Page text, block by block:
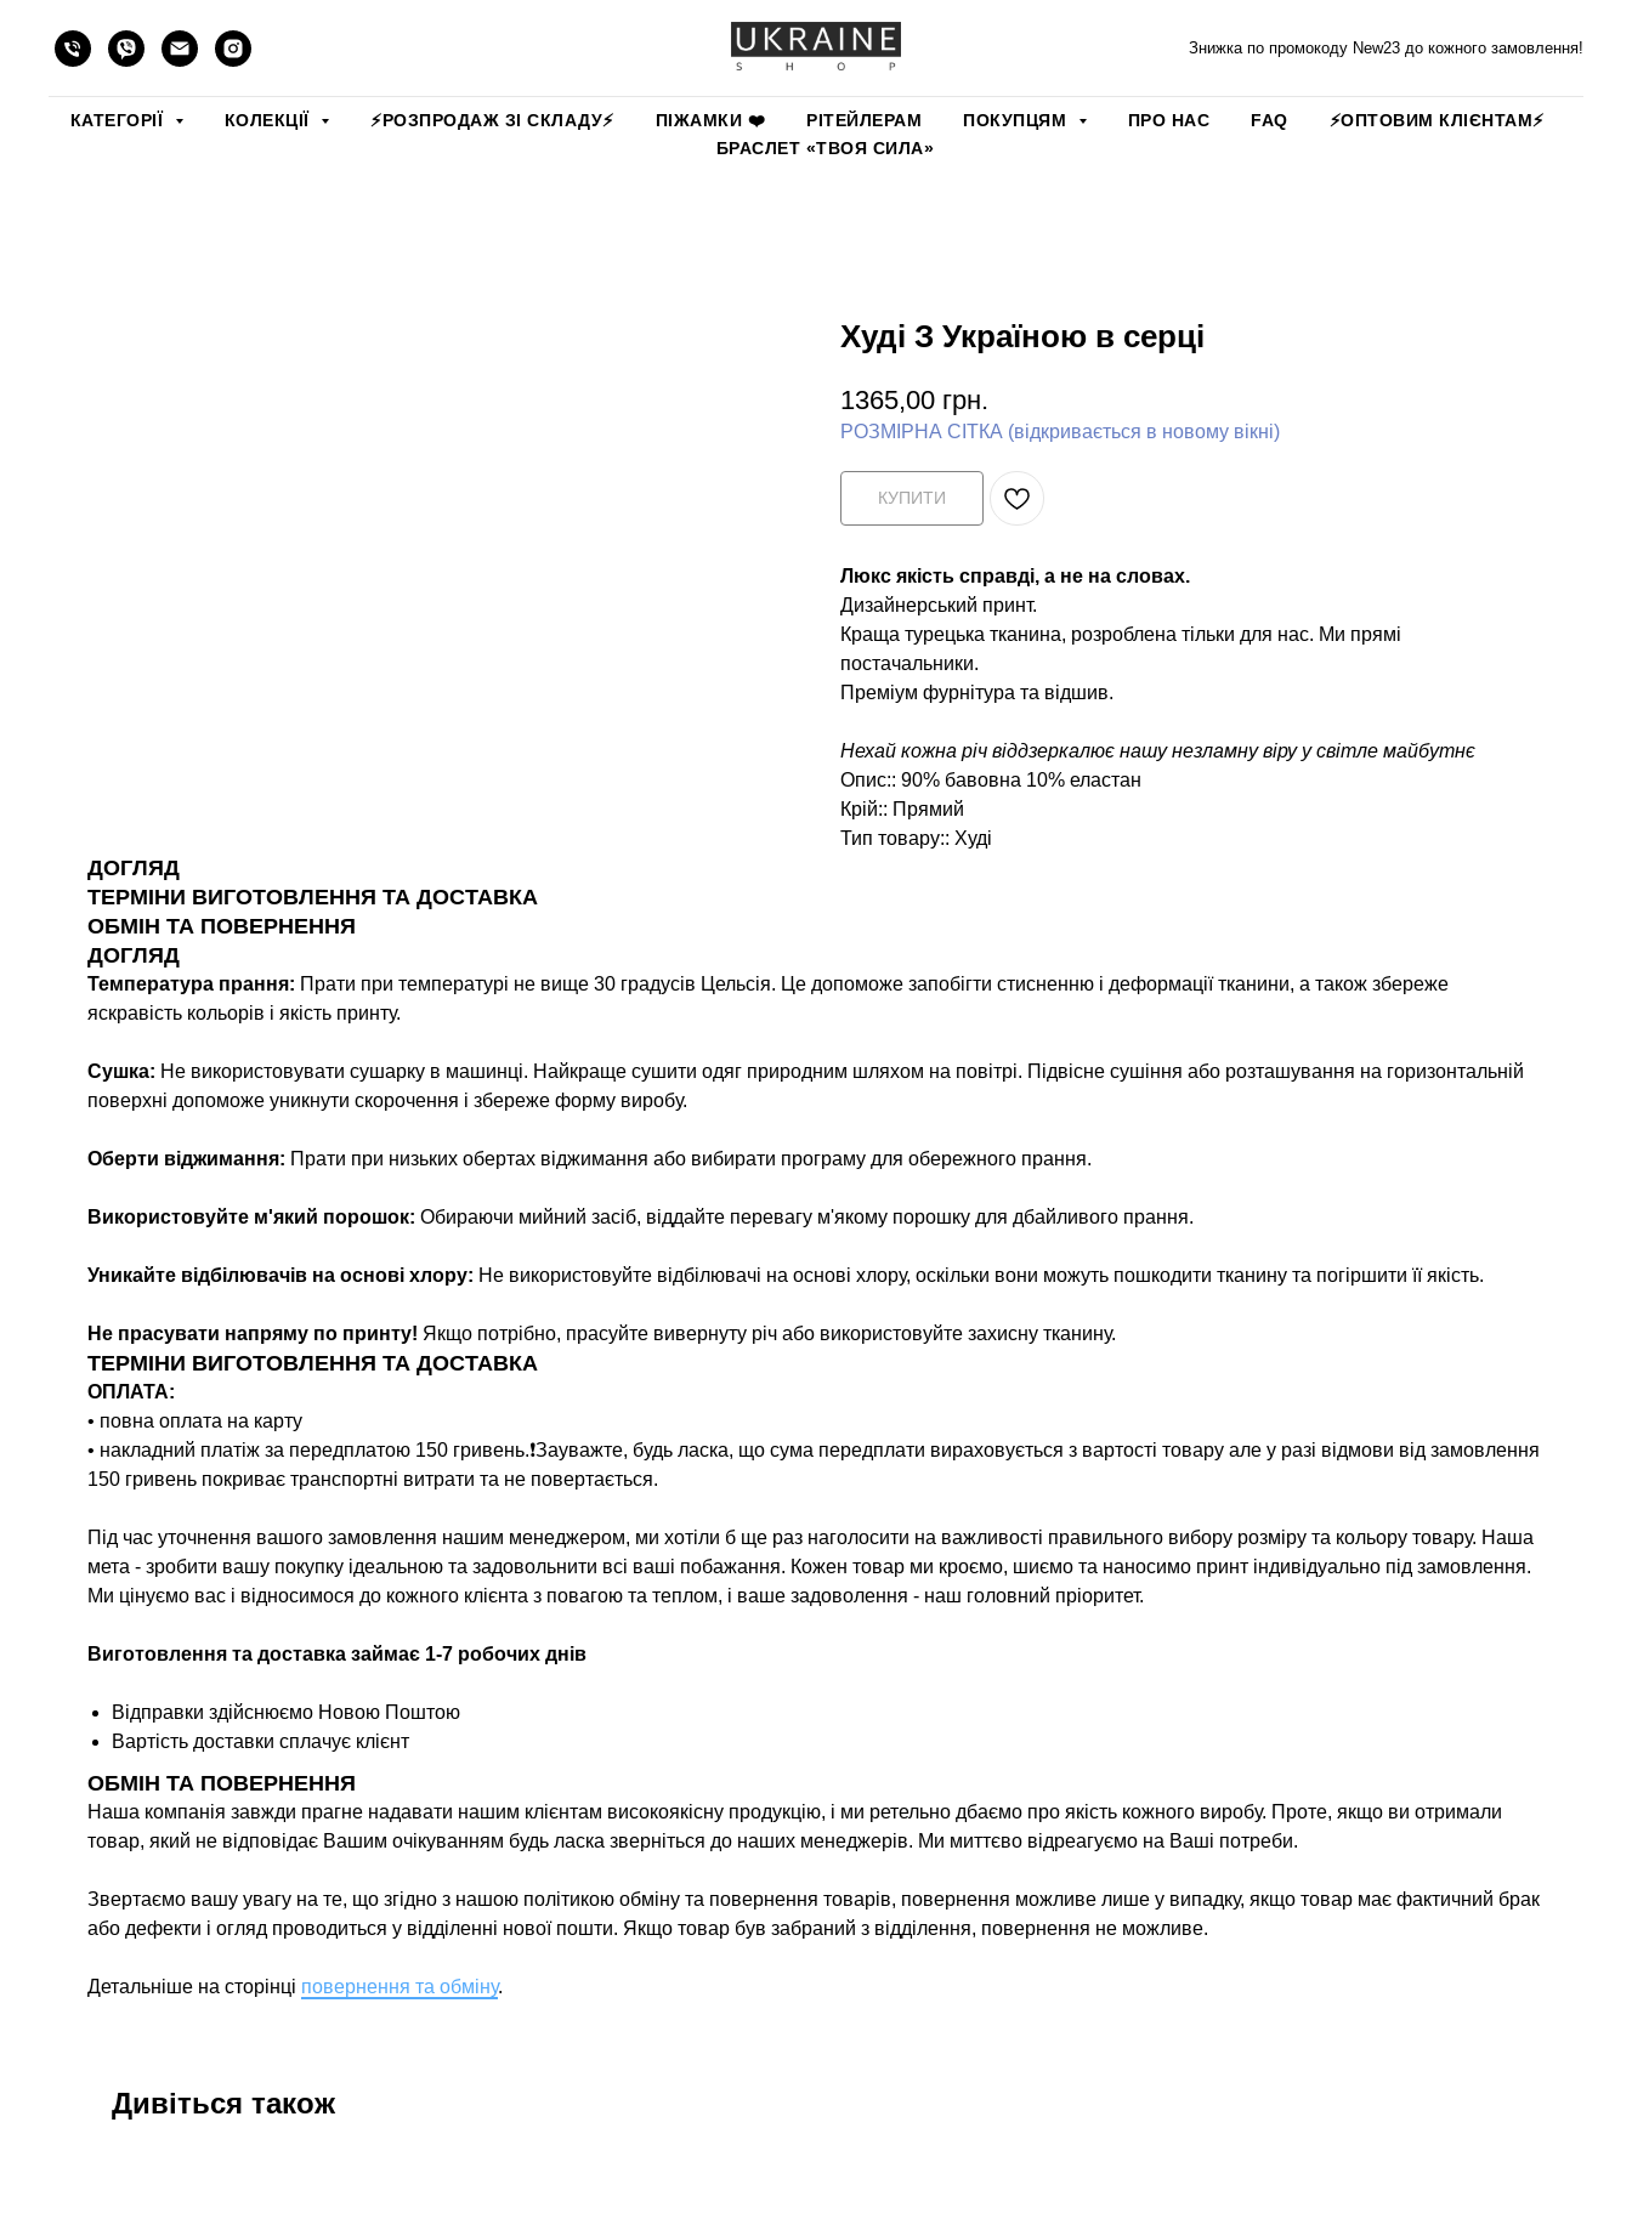
Знижка по промокоду New23 до кожного замовлення!
КАТЕГОРІЇ КОЛЕКЦІЇ ⚡️РОЗПРОДАЖ ЗІ СКЛАДУ⚡️ ПІЖАМКИ ❤️ РІТЕЙЛЕРАМ ПОКУПЦЯМ ПРО НАС FAQ
⚡️ОПТОВИМ КЛІЄНТАМ⚡️
БРАСЛЕТ «ТВОЯ СИЛА»
Худі З Україною в серці
1365,00 грн.
РОЗМІРНА СІТКА (відкривається в новому вікні)
КУПИТИ
Люкс якість справді, а не на словах.
Дизайнерський принт.
Краща турецька тканина, розроблена тільки для нас. Ми прямі
постачальники.
Преміум фурнітура та відшив.
Нехай кожна річ віддзеркалює нашу незламну віру у світле майбутнє
Опис:: 90% бавовна 10% еластан
Крій:: Прямий
Тип товару:: Худі
ДОГЛЯД
ТЕРМІНИ ВИГОТОВЛЕННЯ ТА ДОСТАВКА
ОБМІН ТА ПОВЕРНЕННЯ
ДОГЛЯД
Температура прання: Прати при температурі не вище 30 градусів Цельсія. Це допоможе запобігти стисненню і деформації тканини, а також збереже
яскравість кольорів і якість принту.
Сушка: Не використовувати сушарку в машинці. Найкраще сушити одяг природним шляхом на повітрі. Підвісне сушіння або розташування на горизонтальній
поверхні допоможе уникнути скорочення і збереже форму виробу.
Оберти віджимання: Прати при низьких обертах віджимання або вибирати програму для обережного прання.
Використовуйте м'який порошок: Обираючи мийний засіб, віддайте перевагу м'якому порошку для дбайливого прання.
Уникайте відбілювачів на основі хлору: Не використовуйте відбілювачі на основі хлору, оскільки вони можуть пошкодити тканину та погіршити її якість.
Не прасувати напряму по принту! Якщо потрібно, прасуйте вивернуту річ або використовуйте захисну тканину.
ТЕРМІНИ ВИГОТОВЛЕННЯ ТА ДОСТАВКА
ОПЛАТА:
• повна оплата на карту
• накладний платіж за передплатою 150 гривень.❗️Зауважте, будь ласка, що сума передплати вираховується з вартості товару але у разі відмови від замовлення
150 гривень покриває транспортні витрати та не повертається.
Під час уточнення вашого замовлення нашим менеджером, ми хотіли б ще раз наголосити на важливості правильного вибору розміру та кольору товару. Наша
мета - зробити вашу покупку ідеальною та задовольнити всі ваші побажання. Кожен товар ми кроємо, шиємо та наносимо принт індивідуально під замовлення.
Ми цінуємо вас і відносимося до кожного клієнта з повагою та теплом, і ваше задоволення - наш головний пріоритет.
Виготовлення та доставка займає 1-7 робочих днів
Відправки здійснюємо Новою Поштою
Вартість доставки сплачує клієнт
ОБМІН ТА ПОВЕРНЕННЯ
Наша компанія завжди прагне надавати нашим клієнтам високоякісну продукцію, і ми ретельно дбаємо про якість кожного виробу. Проте, якщо ви отримали
товар, який не відповідає Вашим очікуванням будь ласка зверніться до наших менеджерів. Ми миттєво відреагуємо на Ваші потреби.
Звертаємо вашу увагу на те, що згідно з нашою політикою обміну та повернення товарів, повернення можливе лише у випадку, якщо товар має фактичний брак
або дефекти і огляд проводиться у відділенні нової пошти. Якщо товар був забраний з відділення, повернення не можливе.
Детальніше на сторінці повернення та обміну.
Дивіться також